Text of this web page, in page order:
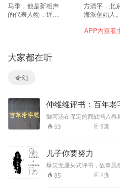
马季，他是新相声
的代表人物，近现
出了不可磨灭的贡
献。
方清平，北
海派创始人
队任演员。
第五届
大赛，表演
声《幸福童
夺得相声大
识。
APP内查看
大家都在听
奇幻
仲维维评书：百年老
御河汤在保定的商战渐入春
于一个晴朗的早晨，当他们
的却是门外黑压压几百名怒
进了御河汤。
53 9期
儿子你要努力
爆笑无厘头式评书，故事虽
我们是有内涵的评书演员不
然是介绍开个玩笑这部书爆
35 2期